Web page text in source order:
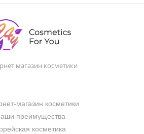
магазин косметики
магазин косметики
преимущества
косметика